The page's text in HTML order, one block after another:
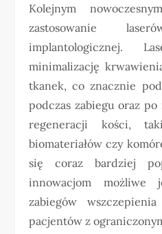
Kolejnym
zastosowanie
implantologicznej.
minimalizację
tkanek, co znacznie
podczas zabiegu oraz
regeneracji kości,
biomateriałów czy
się coraz bardziej
innowacjom możliwe
zabiegów
pacjentów z